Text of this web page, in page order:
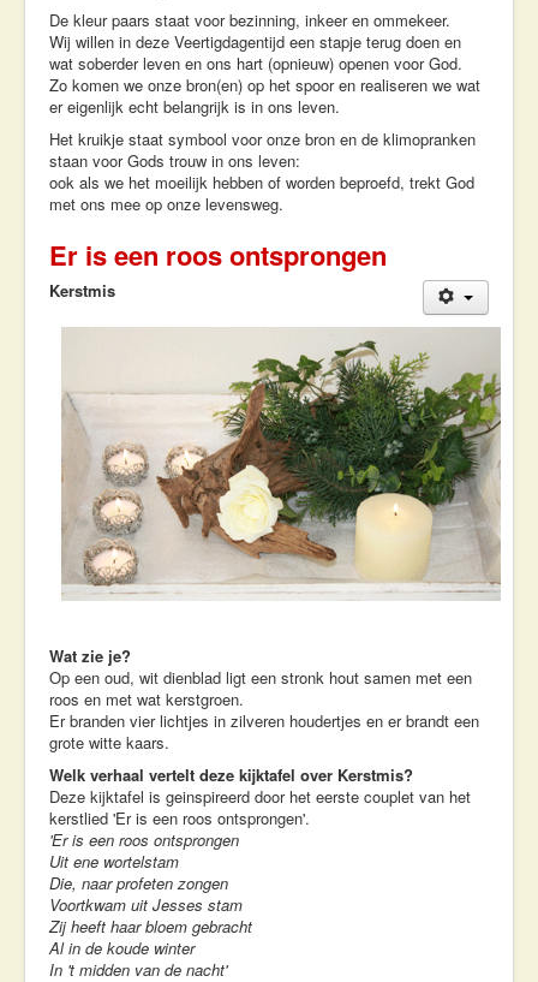
De kleur paars staat voor bezinning, inkeer en ommekeer.
Wij willen in deze Veertigdagentijd een stapje terug doen en
wat soberder leven en ons hart (opnieuw) openen voor God.
Zo komen we onze bron(en) op het spoor en realiseren we wat
er eigenlijk echt belangrijk is in ons leven.
Het kruikje staat symbool voor onze bron en de klimopranken
staan voor Gods trouw in ons leven:
ook als we het moeilijk hebben of worden beproefd, trekt God
met ons mee op onze levensweg.
Er is een roos ontsprongen
Kerstmis
Wat zie je?
Op een oud, wit dienblad ligt een stronk hout samen met een
roos en met wat kerstgroen.
Er branden vier lichtjes in zilveren houdertjes en er brandt een
grote witte kaars.
Welk verhaal vertelt deze kijktafel over Kerstmis?
Deze kijktafel is geinspireerd door het eerste couplet van het
kerstlied 'Er is een roos ontsprongen'.
'Er is een roos ontsprongen
Uit ene wortelstam
Die, naar profeten zongen
Voortkwam uit Jesses stam
Zij heeft haar bloem gebracht
Al in de koude winter
In 't midden van de nacht'